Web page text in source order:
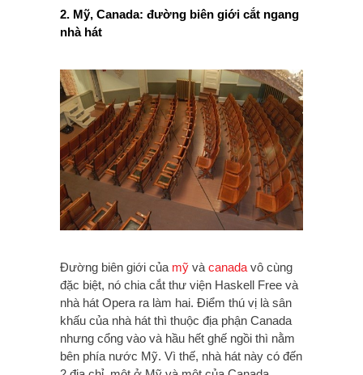
2. Mỹ, Canada: đường biên giới cắt ngang
nhà hát
Đường biên giới của mỹ vàcanadavô cùng
đặc biệt, nó chia cắt thư viện Haskell Free và
nhà hát Opera ra làm hai. Điểm thú vị là sân
khấu của nhà hát thì thuộc địa phận Canada
nhưng cổng vào và hầu hết ghế ngồi thì nằm
bên phía nước Mỹ. Vì thế, nhà hát này có đến